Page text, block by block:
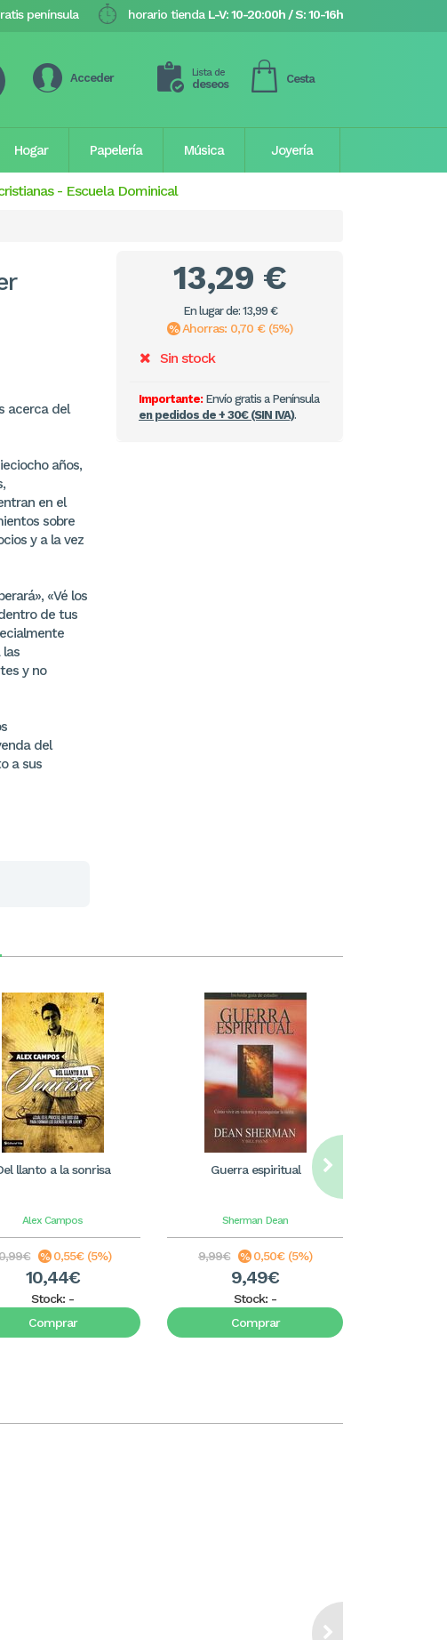
horario tienda L-V: 10-20:00h / S: 10-16h
península
Acceder Lista de
deseos Cesta
Hogar Papelería Música Joyería
- Escuela Dominical
acerca del
años,
en el
sobre
y a la vez
«Vé los
de tus
las
y no
del
a sus
13,29 €
En lugar de: 13,99 €
Ahorras: 0,70 € (5%)
Sin stock
Importante:Envío gratis a Península
en pedidos de + 30€ (SIN IVA).
llanto a la sonrisa
Alex Campos
0,55€ (5%)
10,44€
Stock: -
Comprar
Guerra espiritual
Sherman Dean
9,99€ 0,50€ (5%)
9,49€
Stock: -
Comprar